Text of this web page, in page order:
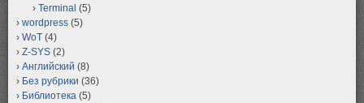
Terminal (5)
wordpress (5)
WoT (4)
Z-SYS (2)
Английский (8)
Без рубрики (36)
Библиотека (5)